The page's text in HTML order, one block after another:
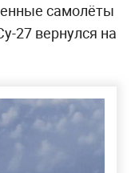
самолёты
27 вернулся на